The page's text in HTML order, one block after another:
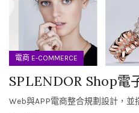
電商 E-COMMERCE
SPLENDOR Shop電
Web與APP電商整合規劃設計，並